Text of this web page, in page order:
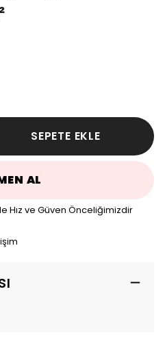
SEPETE EKLE
AL
Hız ve Güven Önceliğimizdir